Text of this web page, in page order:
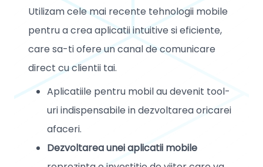
Utilizam cele mai recente tehnologii mobile
pentru a crea aplicatii intuitive si eficiente,
care sa-ti ofere un canal de comunicare
direct cu clientii tai.
Aplicatiile pentru mobil au devenit tool-
uri indispensabile in dezvoltarea oricarei
afaceri.
Dezvoltarea unei aplicatii mobile